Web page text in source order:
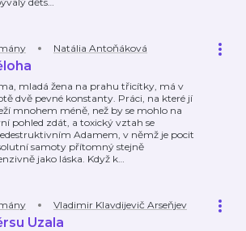
Natália Antoňáková
mladá žena na prahu třicítky, má v
dvě pevné konstanty. Práci, na které jí
mnohem méně, než by se mohlo na
pohled zdát, a toxický vztah se
Adamem, v němž je pocit
samoty přítomný stejně
jako láska. Když k…
Vladimir Klavdijevič Arseňjev
Uzala